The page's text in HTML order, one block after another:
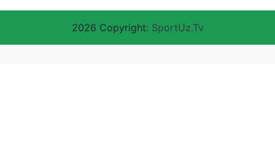
2026 Copyright: SportUz.Tv